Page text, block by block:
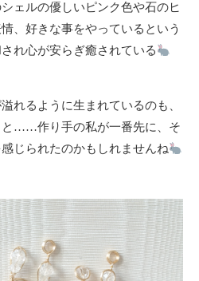
ェルの優しいピンク色や石のヒ
、好きな事をやっているという
れ心が安らぎ癒されている
れるように生まれているのも、
と……作り手の私が一番先に、そ
じられたのかもしれませんね